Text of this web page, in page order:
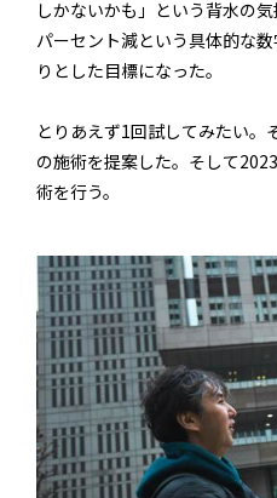
しかないかも」という背水の
パーセント減という具体的な
りとした目標になった。
とりあえず1回試してみたい。
の施術を提案した。そして
術を行う。